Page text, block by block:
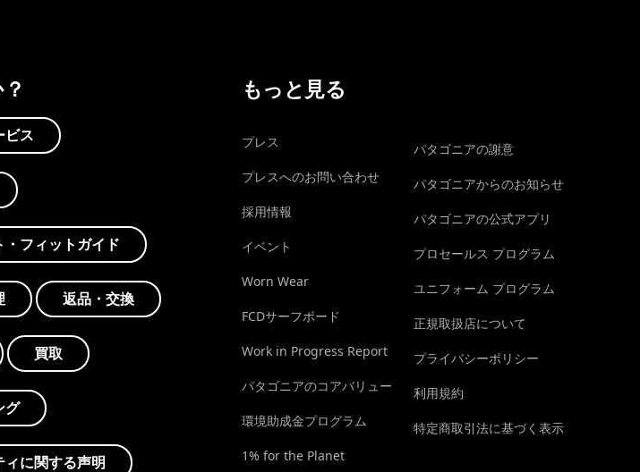
ビス
フィットガイド
返品・交換
買取
グ
に関する声明
もっと見る
プレス
プレスへのお問い合わせ
採用情報
イベント
Worn Wear
FCDサーフボード
Work in Progress Report
パタゴニアのコアバリュー
環境助成金プログラム
1% for the Planet
パタゴニアの謝意
パタゴニアからのお知らせ
パタゴニアの公式アプリ
プロセールス プログラム
ユニフォーム プログラム
正規取扱店について
プライバシーポリシー
利用規約
特定商取引法に基づく表示